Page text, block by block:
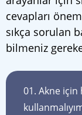
cevapları
sıkça sorulan
bilmeniz
01. Akne için